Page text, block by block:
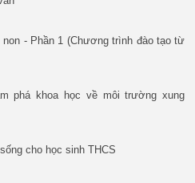
- Phần 1 (Chương trình đào tạo từ
phá khoa học về môi trường xung
cho học sinh THCS